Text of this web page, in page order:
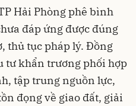
Hải Phòng phê bình
đáp ứng được đúng
thủ tục pháp lý. Đồng
tư khẩn trương phối hợp
tập trung nguồn lực,
đọng về giao đất, giải